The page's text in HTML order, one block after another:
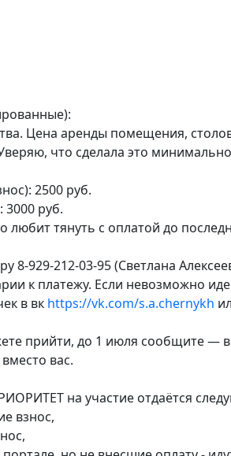
Цена аренды помещения,
что сделала это
2500 руб.
руб.
любит тянуть с оплатой до
8-929-212-03-95 (Светлана
к платежу. Если невозможно
в вк https://vk.com/s.a.chernykh
прийти, до 1 июля сообщите —
вас.
на участие отдаётся
взнос,